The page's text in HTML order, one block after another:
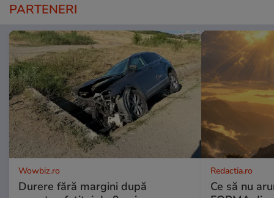
PARTENERI
Wowbiz.ro
Durere fără margini după
Redactia.ro
Ce să nu